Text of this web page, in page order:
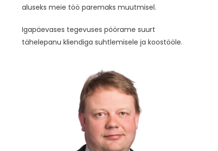
aluseks meie töö paremaks muutmisel.
Igapäevases tegevuses pöörame suurt
tähelepanu kliendiga suhtlemisele ja koostööle.